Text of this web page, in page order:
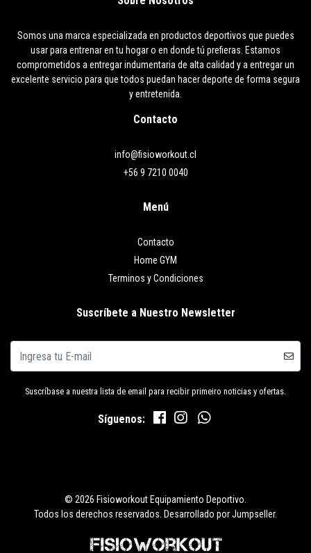
Somos una marca especializada en productos deportivos que puedes
usar para entrenar en tu hogar o en donde tú prefieras. Estamos
comprometidos a entregar indumentaria de alta calidad y a entregar un
excelente servicio para que todos puedan hacer deporte de forma segura
y entretenida.
Contacto
info@fisioworkout.cl
+56 9 7210 0040
Menú
Contacto
Home GYM
Terminos y Condiciones
Suscríbete a Nuestro Newsletter
Suscríbase a nuestra lista de email para recibir primeiro noticias y ofertas.
Síguenos:
© 2026 Fisioworkout Equipamiento Deportivo.
Todos los derechos reservados. Desarrollado por Jumpseller.